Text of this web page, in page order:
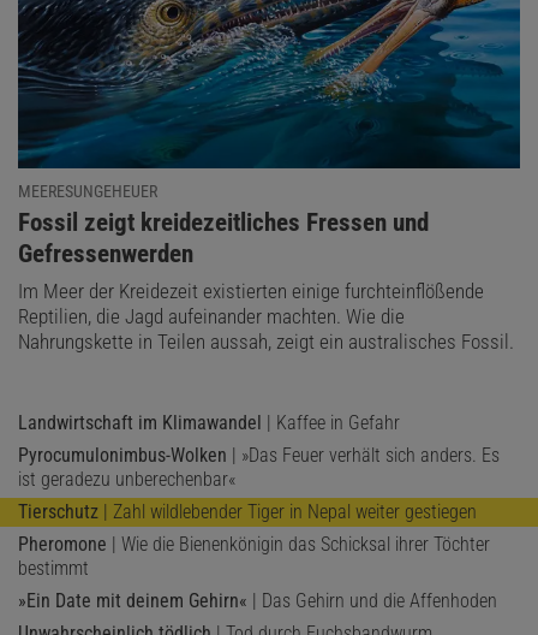
MEERESUNGEHEUER
:
Fossil zeigt kreidezeitliches Fressen und
Gefressenwerden
Im Meer der Kreidezeit existierten einige furchteinflößende
Reptilien, die Jagd aufeinander machten. Wie die
Nahrungskette in Teilen aussah, zeigt ein australisches Fossil.
Landwirtschaft im Klimawandel | Kaffee in Gefahr
Pyrocumulonimbus-Wolken | »Das Feuer verhält sich anders. Es
ist geradezu unberechenbar«
Tierschutz | Zahl wildlebender Tiger in Nepal weiter gestiegen
Pheromone | Wie die Bienenkönigin das Schicksal ihrer Töchter
bestimmt
»Ein Date mit deinem Gehirn« | Das Gehirn und die Affenhoden